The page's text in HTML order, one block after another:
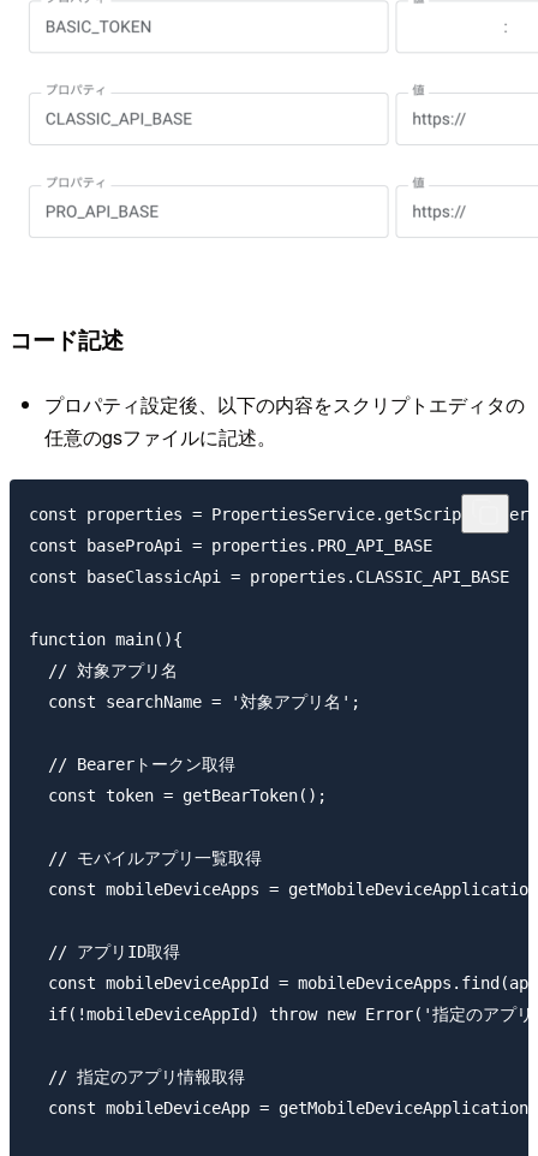
コード記述
プロパティ設定後、以下の内容をスクリプトエディタの
任意のgsファイルに記述。
const properties =
const baseProApi = properties.PRO_API_BASE
const baseClassicApi = properties.CLASSIC_API_BASE
function main(){
  // 対象アプリ名
  const searchName = '対象アプリ名';
  // Bearerトークン取得
  const token = getBearToken();
  // モバイルアプリ一覧取得
const mobileDeviceApps =
  // アプリID取得
const mobileDeviceAppId =
if(!mobileDeviceAppId) throw new Error('指定のアプリ
  // 指定のアプリ情報取得
const mobileDeviceApp =